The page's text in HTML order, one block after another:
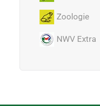
Zoologie
NWV Extra